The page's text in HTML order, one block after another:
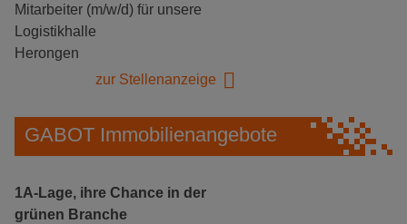
Mitarbeiter (m/w/d) für unsere
Logistikhalle
Herongen
zur Stellenanzeige
GABOT Immobilienangebote
1A-Lage, ihre Chance in der
grünen Branche